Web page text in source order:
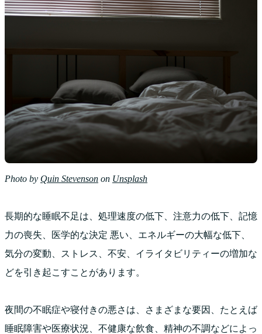
Photo by Quin Stevenson on Unsplash
長期的な睡眠不足は、処理速度の低下、注意力の低下、記憶
力の喪失、医学的な決定 悪い、エネルギーの大幅な低下、
気分の変動、ストレス、不安、イライタビリティーの増加な
どを引き起こすことがあります。
夜間の不眠症や寝付きの悪さは、さまざまな要因、たとえば
睡眠障害や医療状況、不健康な飲食、精神の不調などによっ